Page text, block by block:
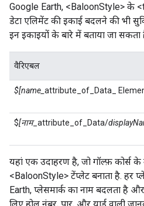
Google Earth, <BaloonStyle> के
डेटा एलिमेंट की इकाई बदलने की भी
इन इकाइयों के बारे में बताया जा सकता
वैरिएबल
$[name_ attribute_of_Data_
$[नाम_attribute_of_Data/
यहां एक उदाहरण है, जो गॉल्फ़ कोर्स
<BaloonStyle> टेंप्लेट बनाता है. हर
Earth, प्लेसमार्क का नाम बदलता